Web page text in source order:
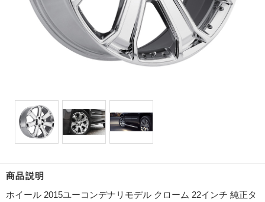
商品説明
ホイール 2015ユーコンデナリモデル クローム 22インチ 純正タ